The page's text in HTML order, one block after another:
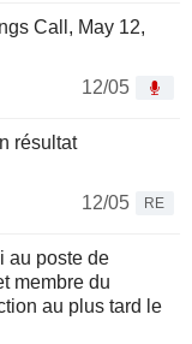
Call, May 12,
12/05
résultat
12/05
RE
au poste de
membre du
au plus tard le